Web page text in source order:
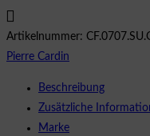
Menge
Artikelnummer:
Pierre Cardin
Beschreibung
Zusätzliche
Marke